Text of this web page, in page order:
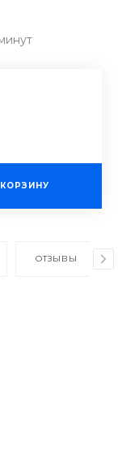
ОТЗЫВЫ